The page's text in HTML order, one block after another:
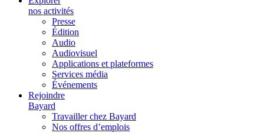
nos activités
Presse
Édition
Audio
Audiovisuel
Applications et plateformes
Services média
Événements
Rejoindre
Bayard
Travailler chez Bayard
Nos offres d’emplois